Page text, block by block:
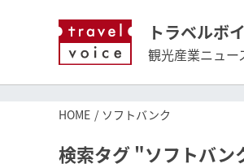
トラベルボ
観光産業ニュー
HOME ソフトバンク
検索タグ "ソフトバン